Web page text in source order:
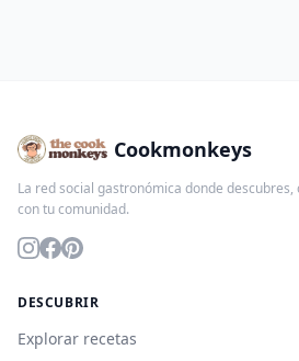
Cookmonkeys
La red social gastronómica donde
con tu comunidad.
DESCUBRIR
Explorar recetas